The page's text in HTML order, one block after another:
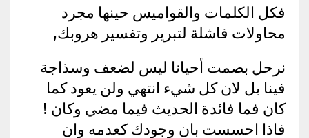
فكل الكلمات والقواميس حينها مجرد
محاولات فاشلة لتبرير وتفسير هروبك,
نرحل بصمت أحيانا ليس لضعف وسذاجة
فينا بل لان كل شيء انتهي ولن يعود كما
كان فما فائدة الحديث فيما مضي وكان !
فاذا احسست بان وجودك كعدمه وان